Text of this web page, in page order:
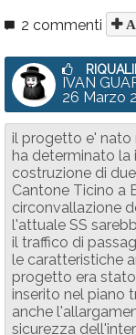
2 commenti
IVAN
26 Marzo
il progetto e' nato
ha determinato la
costruzione di
Cantone Ticino a
circonvallazione
l'attuale SS
il traffico di
le caratteristiche
progetto era
inserito nel piano
anche
sicurezza